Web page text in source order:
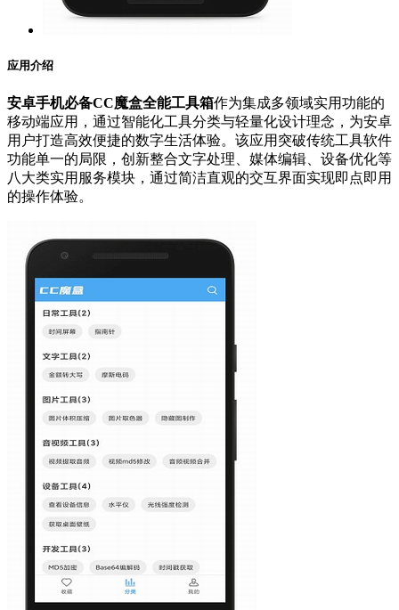
应用介绍
安卓手机必备CC魔盒全能工具箱作为集成多领域实用功能的
移动端应用，通过智能化工具分类与轻量化设计理念，为安卓
用户打造高效便捷的数字生活体验。该应用突破传统工具软件
功能单一的局限，创新整合文字处理、媒体编辑、设备优化等
八大类实用服务模块，通过简洁直观的交互界面实现即点即用
的操作体验。